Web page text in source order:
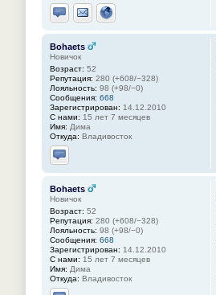
Отправить личное сообщение
Отправить email
Сайт
Bohaets
Новичок
Возраст: 52
Репутация: 280 (+608/−328)
Лояльность: 98 (+98/−0)
Сообщения: 668
Зарегистрирован: 14.12.2010
С нами: 15 лет 7 месяцев
Имя: Дима
Откуда: Владивосток
Отправить личное сообщение
Bohaets
Новичок
Возраст: 52
Репутация: 280 (+608/−328)
Лояльность: 98 (+98/−0)
Сообщения: 668
Зарегистрирован: 14.12.2010
С нами: 15 лет 7 месяцев
Имя: Дима
Откуда: Владивосток